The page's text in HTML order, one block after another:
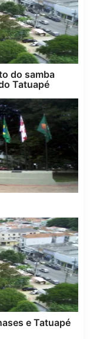
do samba
Tatuapé
e Tatuapé